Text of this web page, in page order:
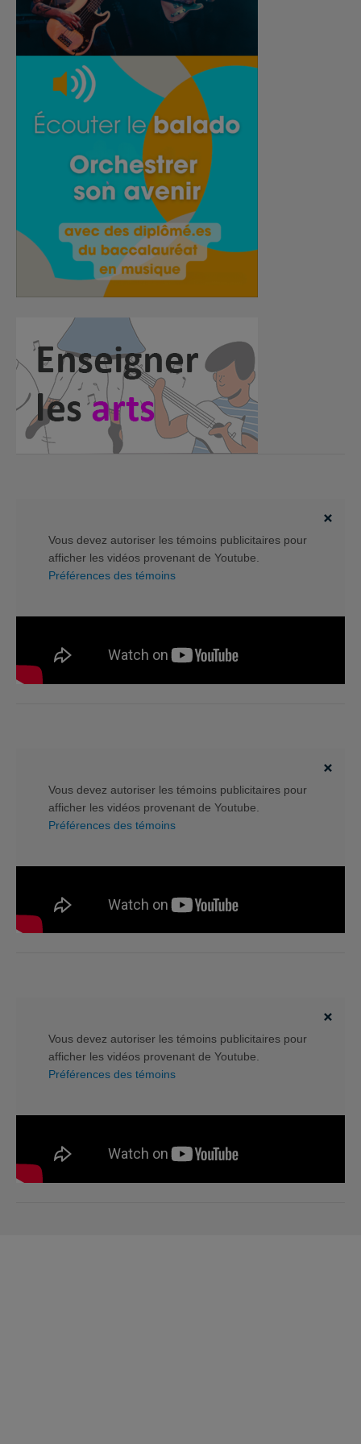
Vous devez autoriser les témoins publicitaires pour
afficher les vidéos provenant de Youtube.
Préférences des témoins
Vous devez autoriser les témoins publicitaires pour
afficher les vidéos provenant de Youtube.
Préférences des témoins
Vous devez autoriser les témoins publicitaires pour
afficher les vidéos provenant de Youtube.
Préférences des témoins